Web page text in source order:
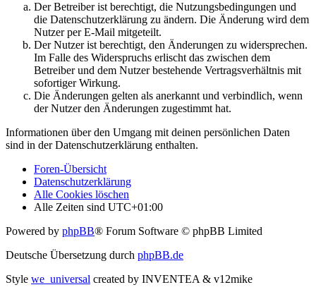
Der Betreiber ist berechtigt, die Nutzungsbedingungen und
die Datenschutzerklärung zu ändern. Die Änderung wird dem
Nutzer per E-Mail mitgeteilt.
Der Nutzer ist berechtigt, den Änderungen zu widersprechen.
Im Falle des Widerspruchs erlischt das zwischen dem
Betreiber und dem Nutzer bestehende Vertragsverhältnis mit
sofortiger Wirkung.
Die Änderungen gelten als anerkannt und verbindlich, wenn
der Nutzer den Änderungen zugestimmt hat.
Informationen über den Umgang mit deinen persönlichen Daten
sind in der Datenschutzerklärung enthalten.
Foren-Übersicht
Datenschutzerklärung
Alle Cookies löschen
Alle Zeiten sind UTC+01:00
Powered by phpBB® Forum Software © phpBB Limited
Deutsche Übersetzung durch phpBB.de
Style we_universal created by INVENTEA & v12mike